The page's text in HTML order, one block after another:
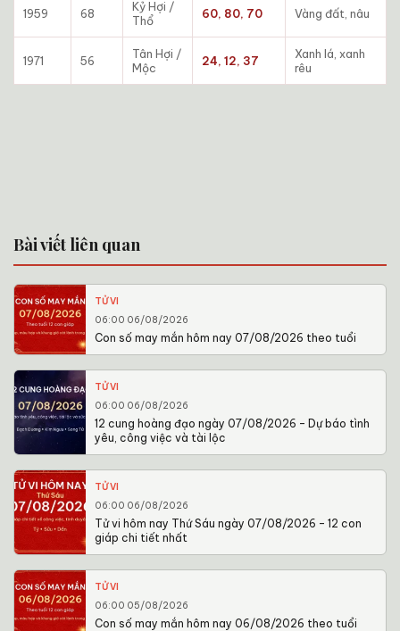
1959 68
Kỷ Hợi /
Thổ
60, 80, 70 Vàng đất, nâu
1971 56
Tân Hợi /
Mộc
24, 12, 37
Xanh lá, xanh
rêu
Bài viết liên quan
TỬ VI
06:00 06/08/2026
Con số may mắn hôm nay 07/08/2026 theo tuổi
TỬ VI
06:00 06/08/2026
12 cung hoàng đạo ngày 07/08/2026 – Dự báo tình
yêu, công việc và tài lộc
TỬ VI
06:00 06/08/2026
Tử vi hôm nay Thứ Sáu ngày 07/08/2026 – 12 con
giáp chi tiết nhất
TỬ VI
06:00 05/08/2026
Con số may mắn hôm nay 06/08/2026 theo tuổi